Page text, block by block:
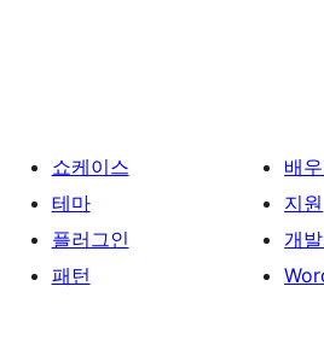
쇼케이스
테마
플러그인
패턴
배
지원
개